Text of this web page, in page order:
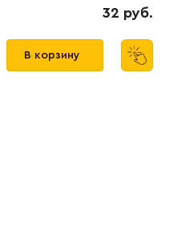
32 руб.
В корзину